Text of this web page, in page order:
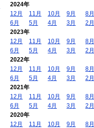
2024年
12月
11月 10月 9月 8月
6月
5月 4月 3月 2月
2023年
12月
11月 10月 9月 8月
6月
5月 4月 3月 2月
2022年
12月
11月 10月 9月 8月
6月
5月 4月 3月 2月
2021年
12月
11月 10月 9月 8月
6月
5月 4月 3月 2月
2020年
12月
11月 10月 9月 8月